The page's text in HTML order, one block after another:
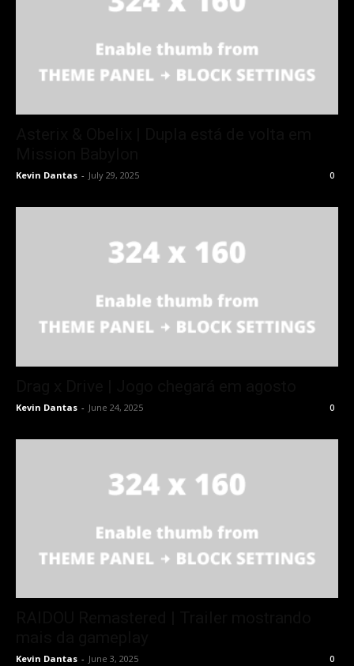
Kevin Dantas - July 29, 2025 0
Kevin Dantas - June 24, 2025 0
Kevin Dantas - June 3, 2025 0